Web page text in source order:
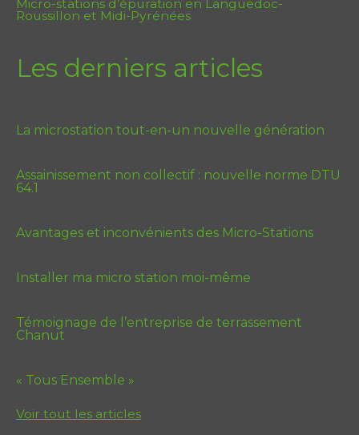
Micro-stations d’épuration en Languedoc-
Roussillon et Midi-Pyrénées
Les derniers articles
La microstation tout-en-un nouvelle génération
Assainissement non collectif : nouvelle norme DTU
64.1
Avantages et inconvénients des Micro-Stations
Installer ma micro station moi-même
Témoignage de l’entreprise de terrassement
Chanut
« Tous Ensemble »
Voir tout les articles